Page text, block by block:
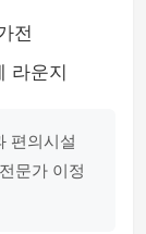
전
라운지
편의시설
문가 이정